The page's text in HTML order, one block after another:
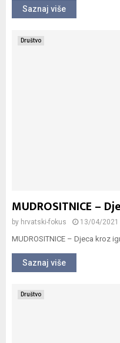
Saznaj više
Društvo
MUDROSITNICE –
by hrvatski-fokus 13/04/2021
MUDROSITNICE – Djeca kroz
Saznaj više
Društvo